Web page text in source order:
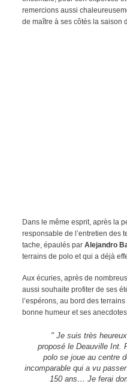
remercions aussi
de maître à ses côtés la saison
Dans le même esprit, après la
responsable de l’entretien des
tache, épaulés par Alejandro
terrains de polo et qui a déjà
Aux écuries, après de
aussi souhaite profiter de ses
l’espérons, au bord des
bonne humeur et ses
" Je suis très
proposé le Deauville Int.
polo se joue au centre
incomparable qui a vu
150 ans… Je ferai